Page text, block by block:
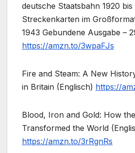
deutsche Staatsbahn 1920
Streckenkarten im
1943 Gebundene Ausgabe –
https://amzn.to/3wpaFJs
Fire and Steam: A New
in Britain (Englisch) https://
Blood, Iron and Gold: How
Transformed the World
https://amzn.to/3rRgnRs